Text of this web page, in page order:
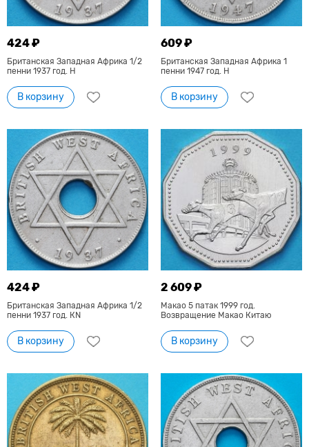
424 ₽
Британская Западная Африка 1/2
пенни 1937 год. Н
В корзину
609 ₽
Британская Западная Африка 1
пенни 1947 год. H
В корзину
424 ₽
Британская Западная Африка 1/2
пенни 1937 год. КN
В корзину
2 609 ₽
Макао 5 патак 1999 год.
Возвращение Макао Китаю
В корзину